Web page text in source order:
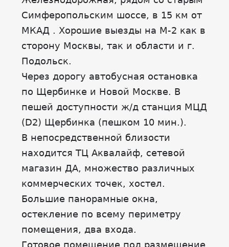
Симферопольским шоссе, в 15 км от
МКАД . Хорошие выезды на М-2 как в
сторону Москвы, так и области и г.
Подольск.
Через дорогу автобусная остановка
по Щербинке и Новой Москве. В
пешей доступности ж/д станция МЦД
(D2) Щербинка (пешком 10 мин.).
В непосредственной близости
находится ТЦ Аквалайф, сетевой
магазин ДА, множество различных
коммерческих точек, хостел.
Большие панорамные окна,
остекление по всему периметру
помещения, два входа.
Готовое помещение под размещение